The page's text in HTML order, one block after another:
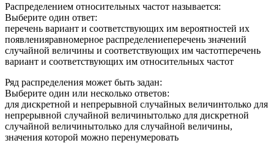
Распределением относительных частот называется:
Выберите один ответ:
перечень вариант и соответствующих им вероятностей их
появленияравномерное распределениеперечень значений
случайной величины и соответствующих им частотперечень
вариант и соответствующих им относительных частот
Ряд распределения может быть задан:
Выберите один или несколько ответов:
для дискретной и непрерывной случайных величинтолько для
непрерывной случайной величинытолько для дискретной
случайной величинытолько для случайной величины,
значения которой можно перенумеровать